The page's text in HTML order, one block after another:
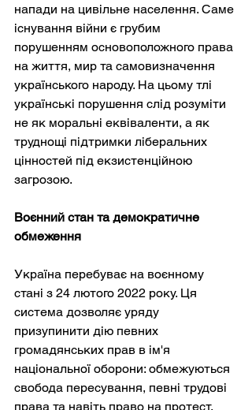
напади на цивільне населення. Саме
існування війни є грубим
порушенням основоположного права
на життя, мир та самовизначення
українського народу. На цьому тлі
українські порушення слід розуміти
не як моральні еквіваленти, а як
труднощі підтримки ліберальних
цінностей під екзистенційною
загрозою.
Воєнний стан та демократичне
обмеження
Україна перебуває на воєнному
стані з 24 лютого 2022 року. Ця
система дозволяє уряду
призупинити дію певних
громадянських прав в ім'я
національної оборони: обмежуються
свобода пересування, певні трудові
права та навіть право на протест.